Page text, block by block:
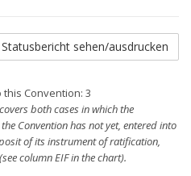
sehen/ausdrucken
Convention: 3
both cases in which the
Convention has not yet, entered into
of its instrument of ratification,
column EIF in the chart).